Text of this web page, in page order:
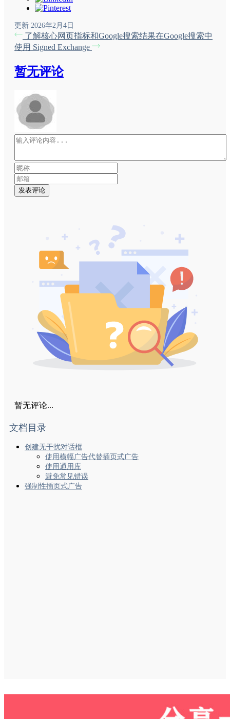
更新 2026年2月4日
了解核心网页指标和Google搜索结果在Google搜索中
使用 Signed Exchange
暂无评论
发表评论
暂无评论...
文档目录
创建无干扰对话框
使用横幅广告代替插页式广告
使用通用库
避免常见错误
强制性插页式广告